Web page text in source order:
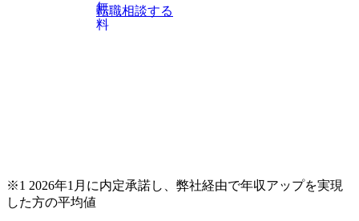
無
料
転職相談する
※1 2026年1月に内定承諾し、弊社経由で年収アップを実現
した方の平均値